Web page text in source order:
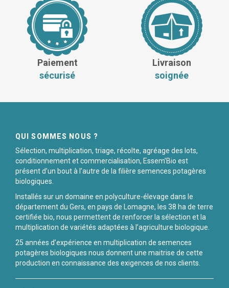
Paiement
sécurisé
Livraison
soignée
QUI SOMMES NOUS ?
Sélection, multiplication, triage, récolte, agréage des lots,
conditionnement et commercialisation, Essem’Bio est
présent d’un bout à l’autre de la filière semences potagères
biologiques.
Installés sur un domaine en polyculture-élevage dans le
département du Gers, en pays de Lomagne, les 38 ha de terre
certifiée bio, nous permettent de renforcer la sélection et la
multiplication de variétés adaptées à l’agriculture biologique.
25 années d’expérience en multiplication de semences
potagères biologiques nous donnent une maitrise de cette
production en connaissance des exigences de nos clients.